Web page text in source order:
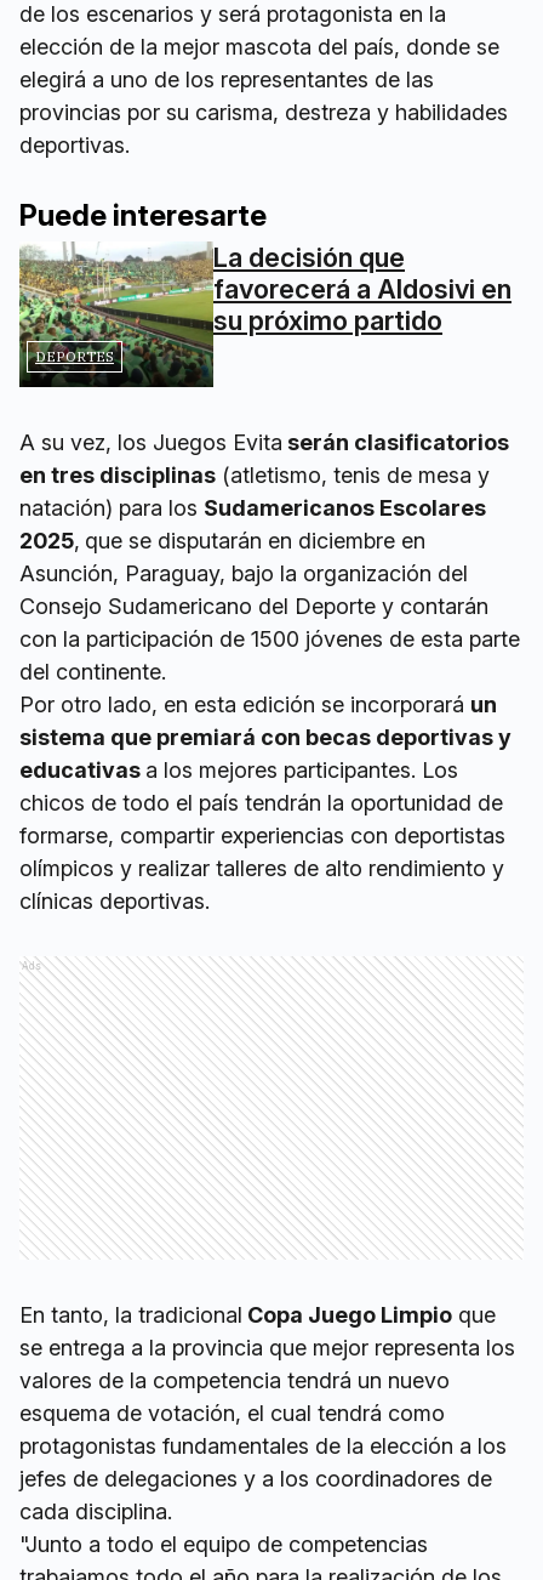
de los escenarios y será protagonista en la
elección de la mejor mascota del país, donde se
elegirá a uno de los representantes de las
provincias por su carisma, destreza y habilidades
deportivas.
Puede interesarte
DEPORTES
La decisión que
favorecerá a Aldosivi en
su próximo partido
A su vez, los Juegos Evita serán clasificatorios
en tres disciplinas (atletismo, tenis de mesa y
natación) para los Sudamericanos Escolares
2025, que se disputarán en diciembre en
Asunción, Paraguay, bajo la organización del
Consejo Sudamericano del Deporte y contarán
con la participación de 1500 jóvenes de esta parte
del continente.
Por otro lado, en esta edición se incorporará un
sistema que premiará con becas deportivas y
educativas a los mejores participantes. Los
chicos de todo el país tendrán la oportunidad de
formarse, compartir experiencias con deportistas
olímpicos y realizar talleres de alto rendimiento y
clínicas deportivas.
Ads
En tanto, la tradicional Copa Juego Limpio que
se entrega a la provincia que mejor representa los
valores de la competencia tendrá un nuevo
esquema de votación, el cual tendrá como
protagonistas fundamentales de la elección a los
jefes de delegaciones y a los coordinadores de
cada disciplina.
"Junto a todo el equipo de competencias